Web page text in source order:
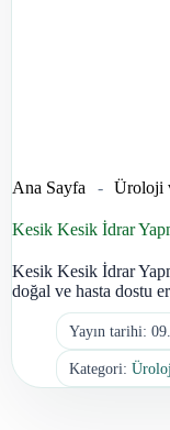
Ana Sayfa - Üroloji
Kesik Kesik İdrar
Kesik Kesik İdrar
doğal ve hasta dostu
Yayın tarihi:
Kategori: